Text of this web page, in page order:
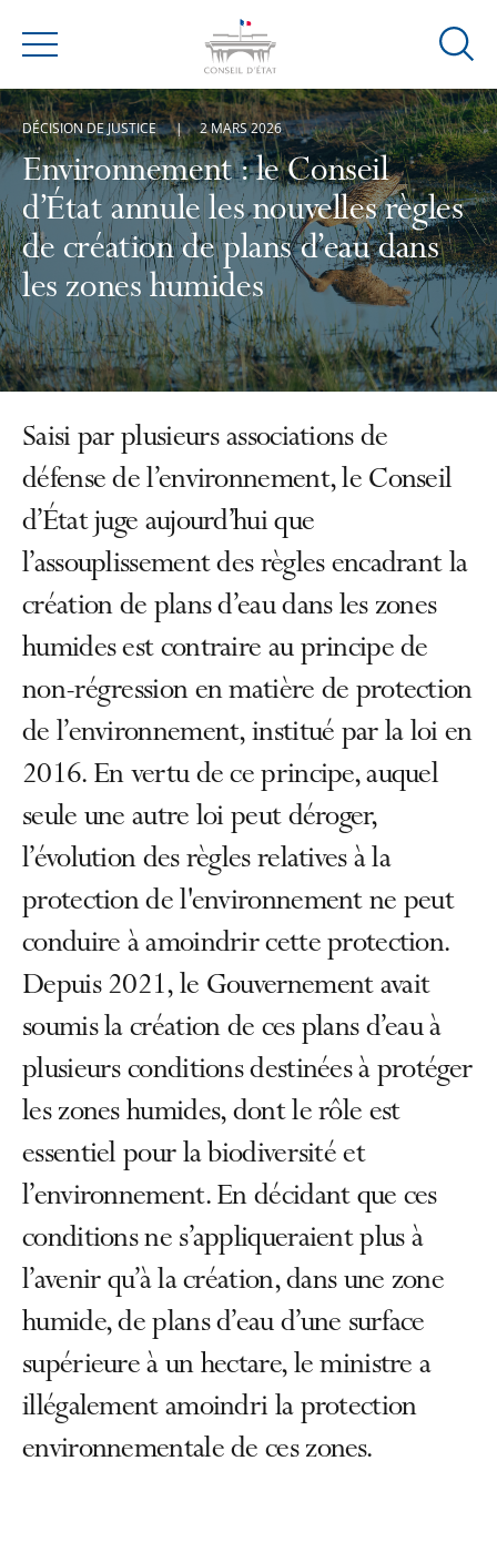
Menu
Ouvrir
de
Environnement : le Conseil
d’État annule les nouvelles règles
de création de plans d’eau dans
les zones humides
DÉCISION DE JUSTICE 2 MARS 2026
Saisi par plusieurs associations de
défense de l’environnement, le Conseil
d’État juge aujourd’hui que
l’assouplissement des règles encadrant la
création de plans d’eau dans les zones
humides est contraire au principe de
non-régression en matière de protection
de l’environnement, institué par la loi en
2016. En vertu de ce principe, auquel
seule une autre loi peut déroger,
l’évolution des règles relatives à la
protection de l'environnement ne peut
conduire à amoindrir cette protection.
Depuis 2021, le Gouvernement avait
soumis la création de ces plans d’eau à
plusieurs conditions destinées à protéger
les zones humides, dont le rôle est
essentiel pour la biodiversité et
l’environnement. En décidant que ces
conditions ne s’appliqueraient plus à
l’avenir qu’à la création, dans une zone
humide, de plans d’eau d’une surface
supérieure à un hectare, le ministre a
illégalement amoindri la protection
environnementale de ces zones.